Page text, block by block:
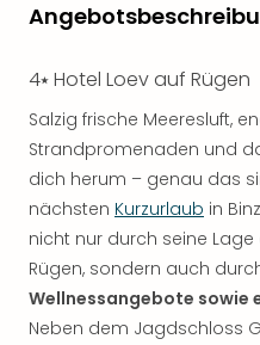
4⭑ Hotel Loev auf Rügen
Salzig frische Meeresluft,
Strandpromenaden und
dich herum – genau das
nächsten Kurzurlaub in
nicht nur durch seine
Rügen, sondern auch
Wellnessangebote sowie
Neben dem Jagdschloss